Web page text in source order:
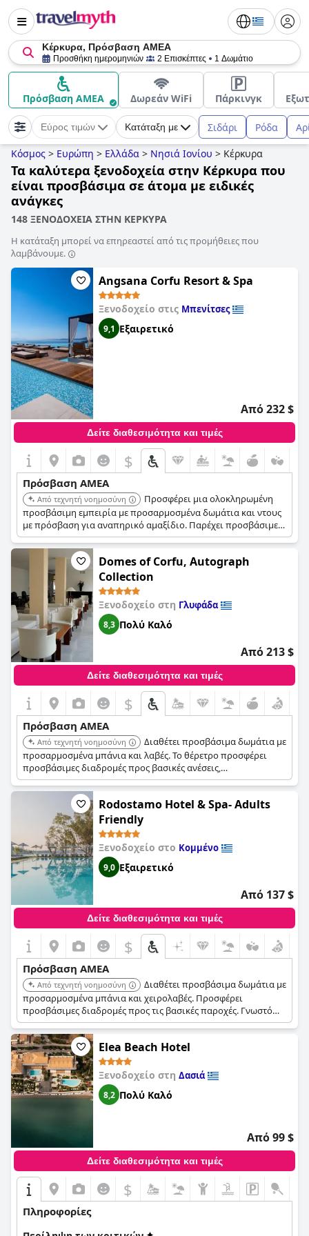
Κέρκυρα, Πρόσβαση ΑΜΕΑ
Προσθήκη ημερομηνιών 2 Επισκέπτες 1 Δωμάτιο
Πρόσβαση ΑΜΕΑ Δωρεάν WiFi Πάρκινγκ
Εύρος τιμών Κατάταξη με Σιδάρι Ρόδα
Κόσμος > Ευρώπη > Ελλάδα > Νησιά Ιονίου > Κέρκυρα
Τα καλύτερα ξενοδοχεία στην Κέρκυρα που
είναι προσβάσιμα σε άτομα με ειδικές
ανάγκες
148 ΞΕΝΟΔΟΧΕΙΑ ΣΤΗΝ ΚΕΡΚΥΡΑ
Η κατάταξη μπορεί να επηρεαστεί από τις προμήθειες που
λαμβάνουμε.
Angsana Corfu Resort & Spa
Ξενοδοχείο στις Μπενίτσες
9,1 Εξαιρετικό
Από 232 $
Δείτε διαθεσιμότητα και τιμές
$
Πρόσβαση ΑΜΕΑ
Από τεχνητή νοημοσύνη
Προσφέρει μια ολοκληρωμένη
προσβάσιμη εμπειρία με προσαρμοσμένα δωμάτια και ντους
με πρόσβαση για αναπηρικό αμαξίδιο. Παρέχει προσβάσιμες
διαδρομές σε όλο το θέρετρο, συμπεριλαμβανομένων των
περιοχών πισίνας και σπα. Το προσωπικό είναι εκπαιδευμένο
να βοηθά τους επισκέπτες με αναπηρίες, εξασφαλίζοντας μια
άνετη διαμονή.
Domes of Corfu, Autograph
Collection
Ξενοδοχείο στη Γλυφάδα
8,3 Πολύ Καλό
Από 213 $
Δείτε διαθεσιμότητα και τιμές
$
Πρόσβαση ΑΜΕΑ
Από τεχνητή νοημοσύνη
Διαθέτει προσβάσιμα δωμάτια με
προσαρμοσμένα μπάνια και λαβές. Το θέρετρο προσφέρει
προσβάσιμες διαδρομές προς βασικές ανέσεις,
συμπεριλαμβανομένης της παραλίας και των εστιατορίων.
Γνωστό για την προσεκτική εξυπηρέτηση προς τους
επισκέπτες με προβλήματα κινητικότητας.
Rodostamo Hotel & Spa- Adults
Friendly
Ξενοδοχείο στο Κομμένο
9,0 Εξαιρετικό
Από 137 $
Δείτε διαθεσιμότητα και τιμές
$
Πρόσβαση ΑΜΕΑ
Από τεχνητή νοημοσύνη
Διαθέτει προσβάσιμα δωμάτια με
προσαρμοσμένα μπάνια και χειρολαβές. Προσφέρει
προσβάσιμες διαδρομές προς τις βασικές παροχές. Γνωστό
για την προσεκτική εξυπηρέτηση προς τους επισκέπτες με
προβλήματα κινητικότητας.
Elea Beach Hotel
Ξενοδοχείο στη Δασιά
8,2 Πολύ Καλό
Από 99 $
Δείτε διαθεσιμότητα και τιμές
$
Πληροφορίες